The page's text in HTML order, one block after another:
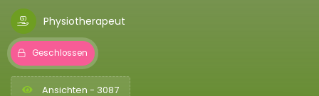
Physiotherapeut
Geschlossen
Ansichten - 3087